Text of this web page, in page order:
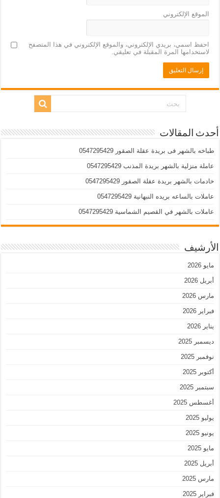
الموقع الإلكتروني
احفظ اسمي، بريدي الإلكتروني، والموقع الإلكتروني في هذا المتصفح
لاستخدامها المرة المقبلة في تعليقي.
أحدث المقالات
طباخه بالشهر فى بريدة عقلة الصقور 0547295429
عاملة منزلية بالشهر بريدة المذنب 0547295429
خادمات بالشهر بريدة عقلة الصقور 0547295429
عاملات بالساعه بريده النبهانية 0547295429
عاملات بالشهر في القصيم الشماسية 0547295429
الأرشيف
مايو 2026
أبريل 2026
مارس 2026
فبراير 2026
يناير 2026
ديسمبر 2025
نوفمبر 2025
أكتوبر 2025
سبتمبر 2025
أغسطس 2025
يوليو 2025
يونيو 2025
مايو 2025
أبريل 2025
مارس 2025
فبراير 2025